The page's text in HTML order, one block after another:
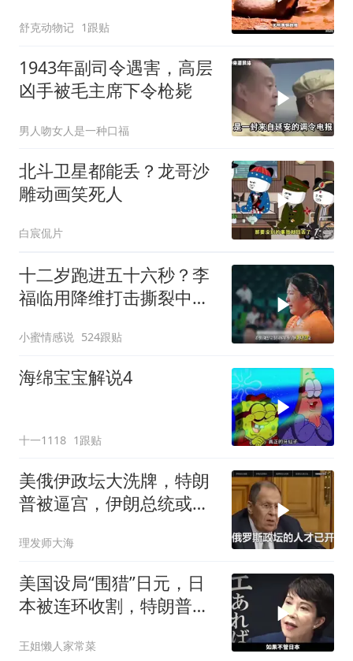
舒克动物记 1跟贴
1943年副司令遇害，高层
凶手被毛主席下令枪毙
男人吻女人是一种口福
北斗卫星都能丢？龙哥沙
雕动画笑死人
白宸侃片
十二岁跑进五十六秒？李
福临用降维打击撕裂中国
小蜜情感说 524跟贴
海绵宝宝解说4
十一1118 1跟贴
美俄伊政坛大洗牌，特朗
普被逼宫，伊朗总统或下
理发师大海
美国设局“围猎”日元，日
本被连环收割，特朗普金
王姐懒人家常菜